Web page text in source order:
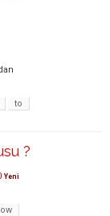
to
?
Yeni